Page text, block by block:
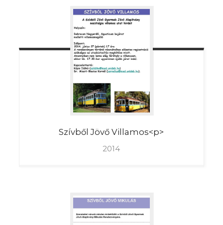
Szívből Jövő Villamos<p>
2014